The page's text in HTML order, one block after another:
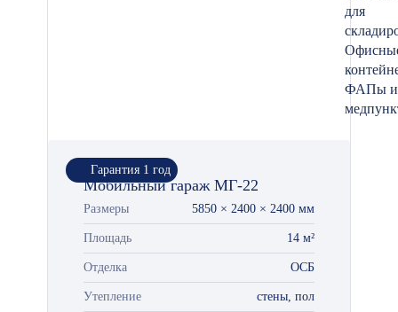
для
ФАПы и
Гарантия 1 год
Мобильный гараж МГ-22
Размеры 5850 × 2400 × 2400 мм
Площадь 14 м²
Отделка ОСБ
Утепление стены, пол